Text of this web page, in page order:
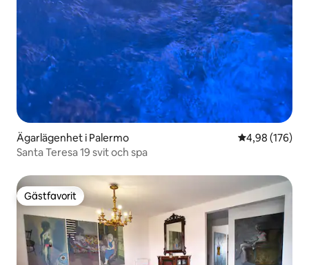
Ägarlägenhet i Palermo 4,98 av 5 i
4,98 (176)
Santa Teresa 19 svit och spa
Gästfavorit
Gästfavorit